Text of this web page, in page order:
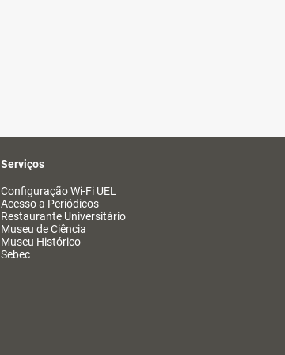
Serviços
Configuração Wi-Fi UEL
Acesso a Periódicos
Restaurante Universitário
Museu de Ciência
Museu Histórico
Sebec